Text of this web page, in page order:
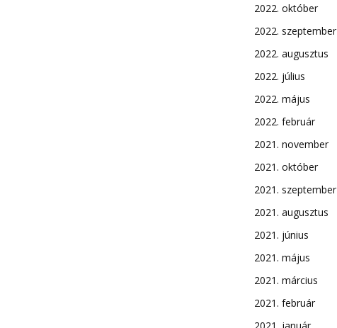
2022. október
2022. szeptember
2022. augusztus
2022. július
2022. május
2022. február
2021. november
2021. október
2021. szeptember
2021. augusztus
2021. június
2021. május
2021. március
2021. február